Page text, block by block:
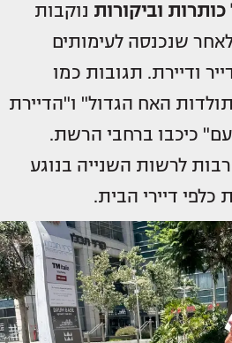
כותרות וביקורות נוקבות
שנכנסה לעימותים
ודיירת. תגובות כמו
האח הגדול" ו"הדיירת
כיכבו ברחבי הרשת.
לרשות השנייה בנוגע
דיירי הבית.